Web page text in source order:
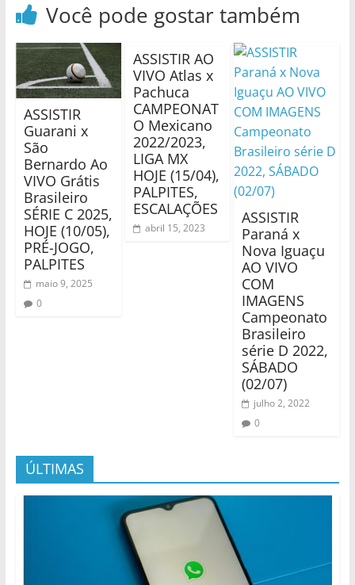
Você pode gostar também
ASSISTIR
Guarani x
São
Bernardo Ao
VIVO Grátis
Brasileiro
SÉRIE C 2025,
HOJE (10/05),
PRÉ-JOGO,
PALPITES
maio 9, 2025
0
ASSISTIR AO
VIVO Atlas x
Pachuca
CAMPEONAT
O Mexicano
2022/2023,
LIGA MX
HOJE (15/04),
PALPITES,
ESCALAÇÕES
abril 15, 2023
ASSISTIR
Paraná x
Nova Iguaçu
AO VIVO
COM
IMAGENS
Campeonato
Brasileiro
série D 2022,
SÁBADO
(02/07)
julho 2, 2022
0
ÚLTIMAS